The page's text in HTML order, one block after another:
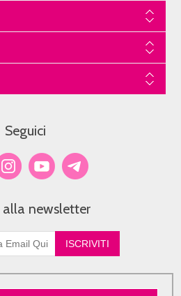
Seguici
alla newsletter